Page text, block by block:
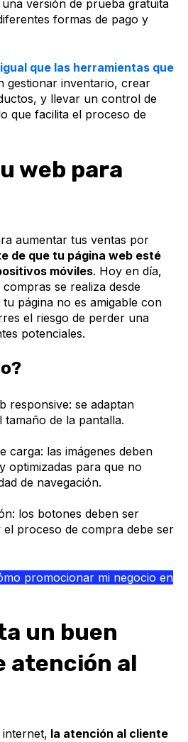
versión de prueba gratuita
formas de pago y
que las herramientas que
gestionar inventario, crear
y llevar un control de
que facilita el proceso de
web para
aumentar tus ventas por
de que tu página web esté
móviles. Hoy en día,
se realiza desde
página no es amigable con
el riesgo de perder una
potenciales.
responsive: se adaptan
tamaño de la pantalla.
carga: las imágenes deben
optimizadas para que no
de navegación.
los botones deben ser
proceso de compra debe ser
promocionar mi negocio en
un buen
atención al
la atención al cliente